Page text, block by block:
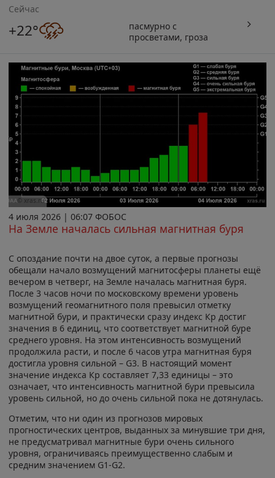
Сейчас
+22°
пасмурно с
просветами, гроза
© xras.ru
4 июля 2026 | 06:07 ФОБОС
На Земле началась сильная магнитная буря
С опоздание почти на двое суток, а первые прогнозы
обещали начало возмущений магнитосферы планеты ещё
вечером в четверг, на Земле началась магнитная буря.
После 3 часов ночи по московскому времени уровень
возмущений геомагнитного поля превысил отметку
магнитной бури, и практически сразу индекс Кр достиг
значения в 6 единиц, что соответствует магнитной буре
среднего уровня. На этом интенсивность возмущений
продолжила расти, и после 6 часов утра магнитная буря
достигла уровня сильной – G3. В настоящий момент
значение индекса Кр составляет 7,33 единицы – это
означает, что интенсивность магнитной бури превысила
уровень сильной, но до очень сильной пока не дотянулась.
Отметим, что ни один из прогнозов мировых
прогностических центров, выданных за минувшие три дня,
не предусматривал магнитные бури очень сильного
уровня, ограничиваясь преимущественно слабым и
средним значением G1-G2.